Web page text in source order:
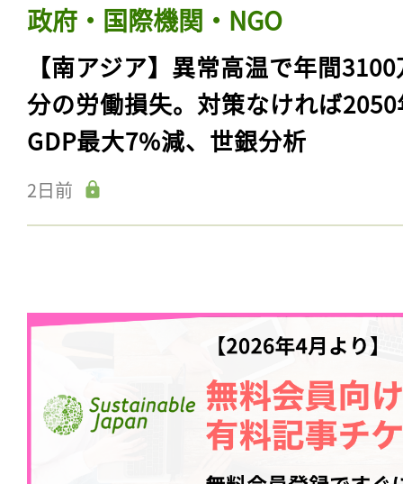
政府・国際機関・NGO
【南アジア】異常高温で年間
分の労働損失。対策なければ
GDP最大7%減、世銀分析
2日前